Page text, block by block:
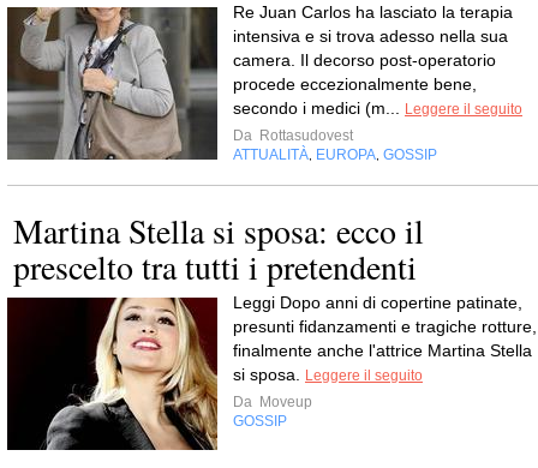
Re Juan Carlos ha lasciato la terapia
intensiva e si trova adesso nella sua
camera. Il decorso post-operatorio
procede eccezionalmente bene,
secondo i medici (m...
Leggere il seguito
Da Rottasudovest
ATTUALITÀ EUROPA GOSSIP
Martina Stella si sposa: ecco il
prescelto tra tutti i pretendenti
Leggi Dopo anni di copertine patinate,
presunti fidanzamenti e tragiche rotture,
finalmente anche l'attrice Martina Stella
si sposa.
Leggere il seguito
Da Moveup
GOSSIP